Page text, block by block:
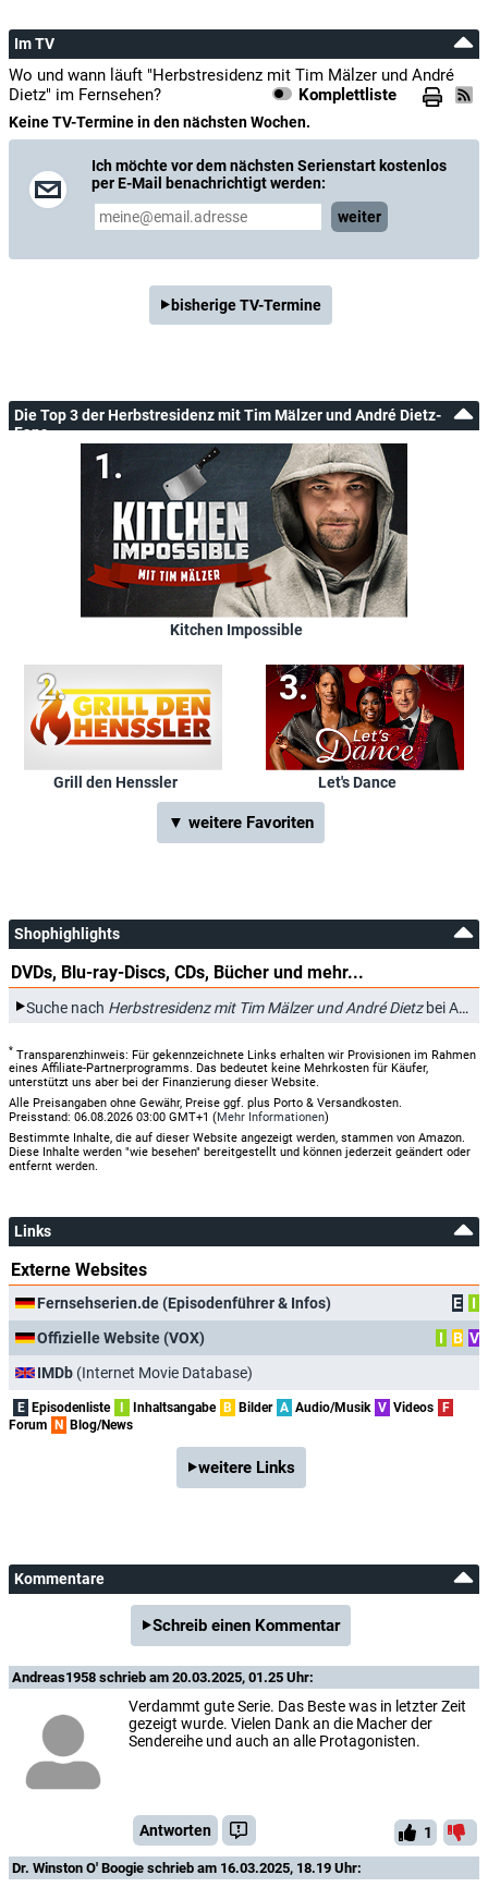
Im TV
Wo und wann läuft "Herbstresidenz mit Tim Mälzer und André
Dietz" im Fernsehen?
Komplettliste
Keine TV-Termine in den nächsten Wochen.
Ich möchte vor dem nächsten Serienstart kostenlos
per E-Mail benachrichtigt werden:
weiter
bisherige TV-Termine
Die Top 3 der Herbstresidenz mit Tim Mälzer und André Dietz-
Fans
Kitchen Impossible
Grill den Henssler Let's Dance
▼ weitere Favoriten
Shophighlights
DVDs, Blu-ray-Discs, CDs, Bücher und mehr...
Suche nach Herbstresidenz mit Tim Mälzer und André Dietzbei Amazon.de
* Transparenzhinweis: Für gekennzeichnete Links erhalten wir Provisionen im Rahmen
eines Affiliate-Partnerprogramms. Das bedeutet keine Mehrkosten für Käufer,
unterstützt uns aber bei der Finanzierung dieser Website.
Alle Preisangaben ohne Gewähr, Preise ggf. plus Porto & Versandkosten.
Preisstand: 06.08.2026 03:00 GMT+1 (Mehr Informationen)
Bestimmte Inhalte, die auf dieser Website angezeigt werden, stammen von Amazon.
Diese Inhalte werden "wie besehen" bereitgestellt und können jederzeit geändert oder
entfernt werden.
Links
Externe Websites
Fernsehserien.de (Episodenführer & Infos) E
I
Offizielle Website (VOX)
I B V
IMDb (Internet Movie Database)
E Episodenliste Inhaltsangabe B Bilder A Audio/Musik V Videos
F
Forum
N Blog/News
weitere Links
Kommentare
Schreib einen Kommentar
Andreas1958 schrieb am 20.03.2025, 01.25 Uhr:
Verdammt gute Serie. Das Beste was in letzter Zeit
gezeigt wurde. Vielen Dank an die Macher der
Sendereihe und auch an alle Protagonisten.
Antworten 1
Dr. Winston O' Boogie schrieb am 16.03.2025, 18.19 Uhr: